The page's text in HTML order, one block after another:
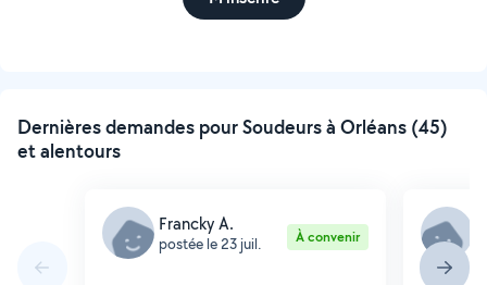
Dernières demandes pour Soudeurs à Orléans (45)
et alentours
Francky A.
postée le 23 juil. À convenir